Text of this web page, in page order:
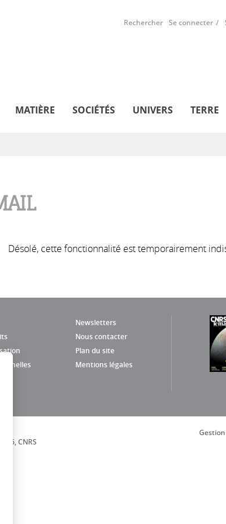
Rechercher Se connecter
MATIÈRE SOCIÉTÉS UNIVERS TERRE
Désolé, cette fonctionnalité est temporairement
Newsletters
Nous contacter
Plan du site
Mentions légales
CNRS